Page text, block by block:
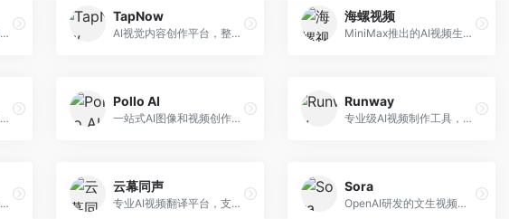
夸克推出的AI图像与视频创作平台。面向普通用户和内容创作者，提供文生图、文生视频等功能，操作简便，与夸克生态深度整合。
TapNow
AI视觉内容创作平台，整合图像与视频生成能力。面向内容创作者，提供文生图、文生视频、智能编辑等服务，创作工具丰富，一站式体验便捷。
海螺视频
MiniMax推出的AI视频生成工具，支持高质量视频创作。面向内容创作者，提供文生视频、视频编辑等功能，生成速度快，视频效果自然流畅。
AI视频创作平台，支持生成长达50分钟的长视频内容。面向长视频创作者和内容生产者，支持故事视频生成、视频编辑等功能，适合叙事性内容创作。
Pollo AI
一站式AI图像和视频创作平台，整合多种生成工具。面向内容创作者，提供文生图、文生视频、视频编辑等服务，创作工具全面，一站式体验便捷。
Runway
专业级AI视频制作工具，支持视频生成与编辑。面向影视制作人和创意工作者，提供文生视频、视频编辑、绿幕抠像等专业功能，视频处理能力强，适合专业创作场景。
AI视频生成工具，专注于高质量视频内容创作。面向视频创作者和营销人员，支持文生视频、视频编辑等功能，视频效果逼真，适合商业应用。
云幕同声
专业AI视频翻译平台，支持视频多语言配音和字幕生成。面向跨境电商和内容出海从业者，提供视频翻译、配音、字幕生成等服务，多语言支持完善。
Sora
OpenAI研发的文生视频大模型，可根据文字描述生成长达60秒的高清视频。面向影视创作者、广告从业者和内容生产者，视频连贯性强，物理世界理解准确，代表了AI视频生成的最高水平。